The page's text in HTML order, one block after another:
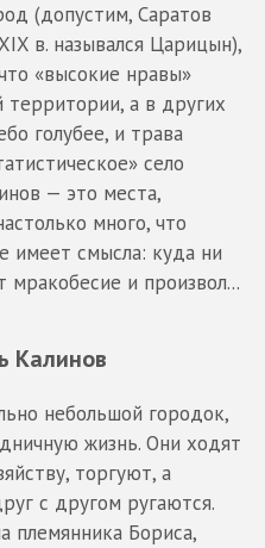
(допустим, Саратов
в. назывался Царицын),
«высокие нравы»
а в других
голубее, и трава
село
— это места,
много, что
имеет смысла: куда ни
и произвол...
Калинов
небольшой городок,
жизнь. Они ходят
торгуют, а
с другом ругаются.
племянника Бориса,